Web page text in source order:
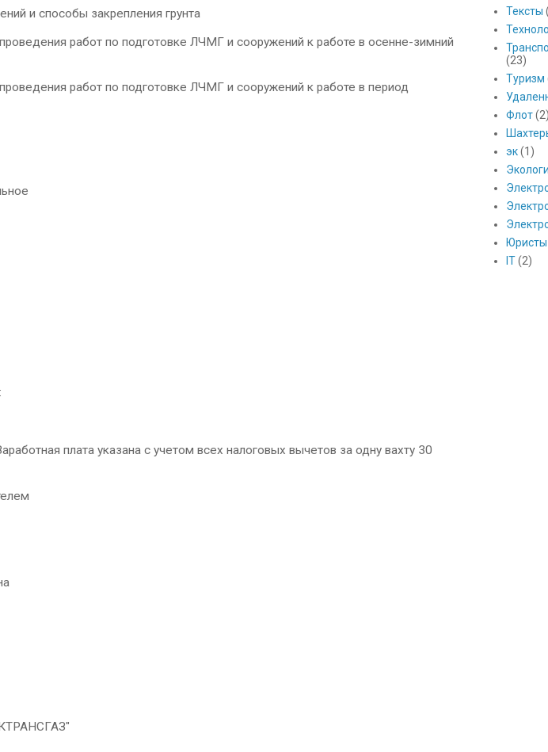
и способы закрепления грунта
работ по подготовке ЛЧМГ и сооружений к работе в осенне-зимний
работ по подготовке ЛЧМГ и сооружений к работе в период
плата указана с учетом всех налоговых вычетов за одну вахту 30
Тексты
(23)
Туризм
Флот
эк (1)
Юристы
IT (2)